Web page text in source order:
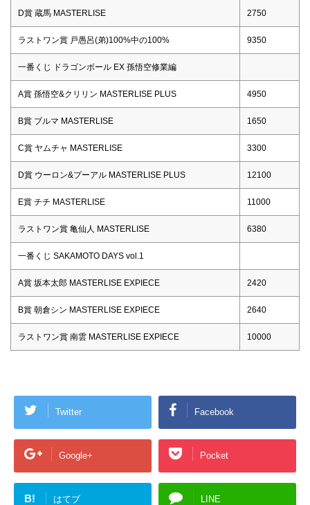
D賞 蔵馬 MASTERLISE 2750
ラストワン賞 戸愚呂(弟)100%中の100% 9350
一番くじ ドラゴンボール EX 孫悟空修業編
A賞 孫悟空&クリリン MASTERLISE PLUS 4950
B賞 ブルマ MASTERLISE 1650
C賞 ヤムチャ MASTERLISE 3300
D賞 ウーロン&プーアル MASTERLISE PLUS 12100
E賞 チチ MASTERLISE 11000
ラストワン賞 亀仙人 MASTERLISE 6380
一番くじ SAKAMOTO DAYS vol.1
A賞 坂本太郎 MASTERLISE EXPIECE 2420
B賞 朝倉シン MASTERLISE EXPIECE 2640
ラストワン賞 南雲 MASTERLISE EXPIECE 10000
Twitter Facebook
Google+ Pocket
B! はてブ LINE